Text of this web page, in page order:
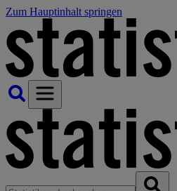
Zum Hauptinhalt springen